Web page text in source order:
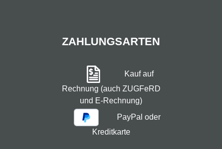
ZAHLUNGSARTEN
Kauf auf
Rechnung (auch ZUGFeRD
und E-Rechnung)
PayPal oder
Kreditkarte